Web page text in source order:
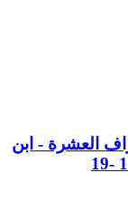
العشرة - ابن